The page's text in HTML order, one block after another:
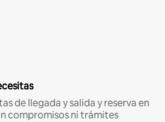
de llegada y salida y reserva en
compromisos ni trámites